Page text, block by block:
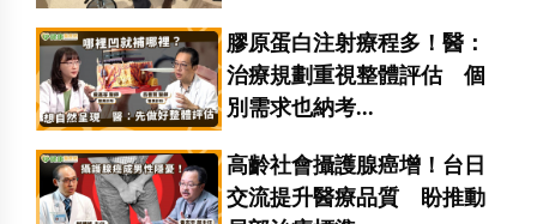
膠原蛋白注射療程多！醫：
治療規劃重視整體評估 個
別需求也納考...
高齡社會攝護腺癌增！台日
交流提升醫療品質 盼推動